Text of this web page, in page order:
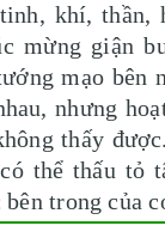
khí, thần,
mừng giận
mạo bên
nhưng
thấy
thể thấu tỏ
trong của